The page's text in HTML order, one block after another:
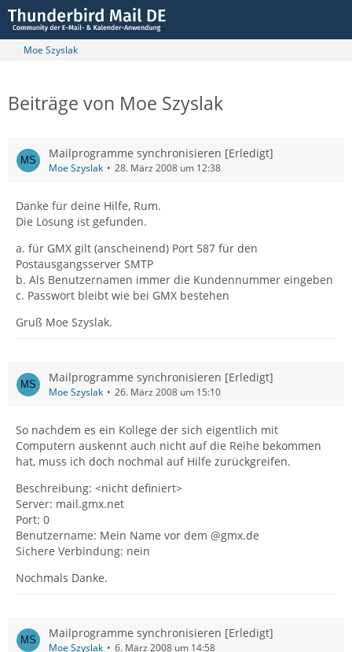
Moe Szyslak
Beiträge von Moe Szyslak
Mailprogramme synchronisieren [Erledigt]
Moe Szyslak 28. März 2008 um 12:38
Danke für deine Hilfe, Rum.
Die Lösung ist gefunden.
a. für GMX gilt (anscheinend) Port 587 für den
Postausgangsserver SMTP
b. Als Benutzernamen immer die Kundennummer eingeben
c. Passwort bleibt wie bei GMX bestehen
Gruß Moe Szyslak.
Mailprogramme synchronisieren [Erledigt]
Moe Szyslak 26. März 2008 um 15:10
So nachdem es ein Kollege der sich eigentlich mit
Computern auskennt auch nicht auf die Reihe bekommen
hat, muss ich doch nochmal auf Hilfe zurückgreifen.
Beschreibung: <nicht definiert>
Server: mail.gmx.net
Port: 0
Benutzername: Mein Name vor dem @gmx.de
Sichere Verbindung: nein
Nochmals Danke.
Mailprogramme synchronisieren [Erledigt]
Moe Szyslak 6. März 2008 um 14:58